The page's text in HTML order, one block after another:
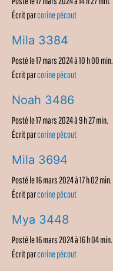
Écrit parcorine pécout
Mila 3384
Posté le 17 mars 2024 à 10 h 00 min.
Écrit parcorine pécout
Noah 3486
Posté le 17 mars 2024 à 9 h 27 min.
Écrit parcorine pécout
Mila 3694
Posté le 16 mars 2024 à 17 h 02 min.
Écrit parcorine pécout
Mya 3448
Posté le 16 mars 2024 à 16 h 04 min.
Écrit parcorine pécout